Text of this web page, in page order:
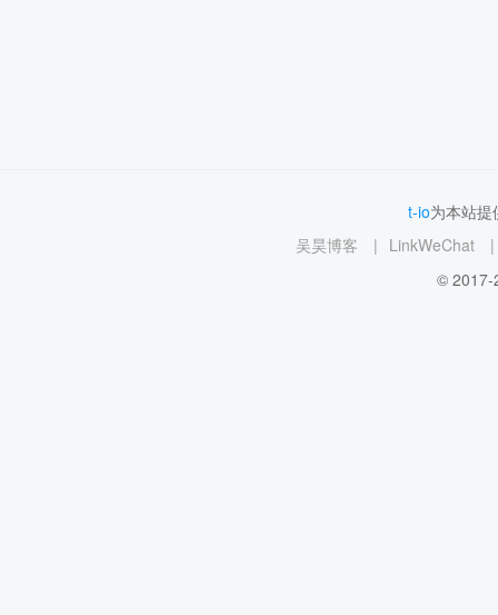
t-io为本站
吴昊博客
| LinkWeChat
|
© 2017-